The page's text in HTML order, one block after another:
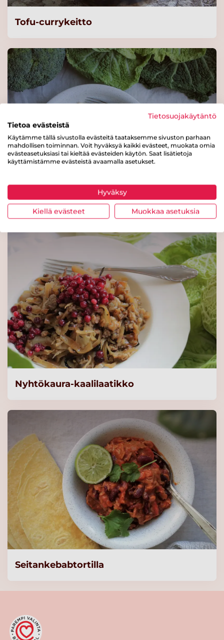
Tofu-currykeitto
Savutofukiusaus
Nyhtökaura-kaalilaatikko
Seitankebabtortilla
Tietosuojakäytäntö
Tietoa evästeistä
Käytämme tällä sivustolla evästeitä taataksemme sivuston parhaan
mahdollisen toiminnan. Voit hyväksyä kaikki evästeet, muokata omia
evästeasetuksiasi tai kieltää evästeiden käytön. Saat lisätietoja
käyttämistämme evästeistä avaamalla asetukset.
Hyväksy
Kiellä evästeet Muokkaa asetuksia